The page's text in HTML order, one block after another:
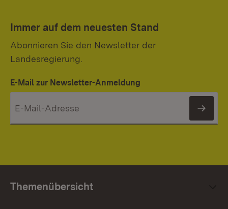
Immer auf dem neuesten Stand
Abonnieren Sie den Newsletter der
Landesregierung.
E-Mail zur Newsletter-Anmeldung
Themenübersicht